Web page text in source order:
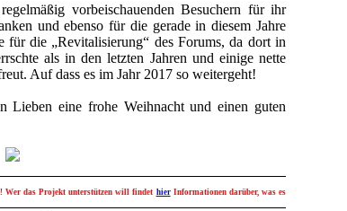
vorbeischauenden Besuchern für ihr
und ebenso für die gerade in diesem Jahre
die „Revitalisierung“ des Forums, da dort in
als in den letzten Jahren und einige nette
Auf dass es im Jahr 2017 so weitergeht!
Lieben eine frohe Weihnacht und einen guten
Wer das Projekt unterstützen will findet hierInformationen darüber, was es